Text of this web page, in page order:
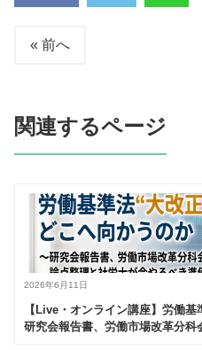
« 前へ
関連するページ
2026年6月11日
【Live・オンライン講座】労働
研究会報告書、労働市場改革分